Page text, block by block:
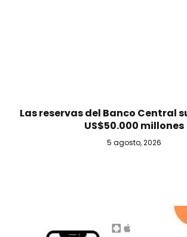
Las reservas del Banco Central
US$50.000 millones
5 agosto, 2026